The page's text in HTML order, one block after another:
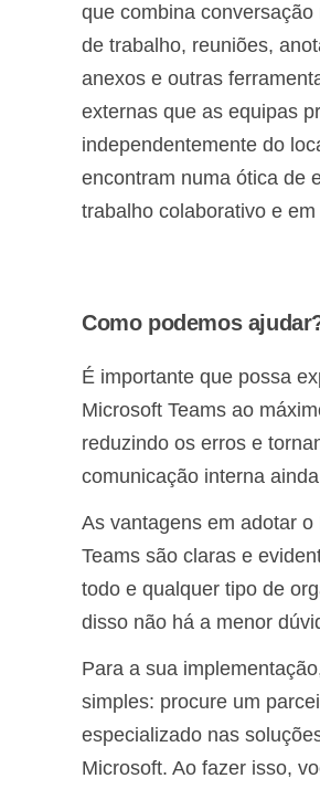
que combina conversação
de trabalho, reuniões,
anexos e outras
externas que as equipas
independentemente do
encontram numa ótica de
trabalho colaborativo e
Como podemos
É importante que possa
Microsoft Teams ao
reduzindo os erros e
comunicação interna
As vantagens em adotar o
Teams são claras e
todo e qualquer tipo de
disso não há a menor
Para a sua
simples: procure um
especializado nas
Microsoft. Ao fazer isso,